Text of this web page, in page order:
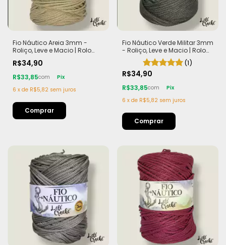
Fio Náutico Areia 3mm -
Roliço, Leve e Macio | Rolo
R$34,90
R$33,85com
Pix
6 x de R$5,82 sem juros
Fio Náutico Verde Militar 3mm
- Roliço, Leve e Macio | Rolo
com 200m (440g)
(1)
R$34,90
R$33,85com
Pix
6 x de R$5,82 sem juros